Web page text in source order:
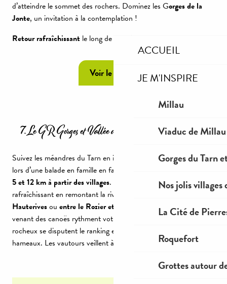
ACCUEIL
JE M'INSPIRE
Millau
Viaduc de Millau
Gorges du Tarn
Nos jolis villages
La Cité de
Roquefort
Grottes autour
d’atteindre le sommet des rochers. Dominez les Gorges de la
Jonte, un invitation à la contemplation !
Retour rafraîchissant le long de la rivière Jonte.
Voir le topo
7. Le GR Gorges et Vallée du Tarn, de Florac au Rozier
Suivez les méandres du Tarn en itinérance sur 2 ou 3 jours ou
lors d’une balade en famille en faisant des petits tronçons,
5 et 12 km à partir des villages. C’est facile, paisible et
rafraîchissant en remontant la rivière,
entre la Malène et
Hauterivesou entre le Rozier et la Sablière
. Les fous rires
venant des canoës rythment votre balade. Cirques et chaos
rocheux se disputent le ranking entre villages typiques et
hameaux. Les vautours veillent à votre bien être.